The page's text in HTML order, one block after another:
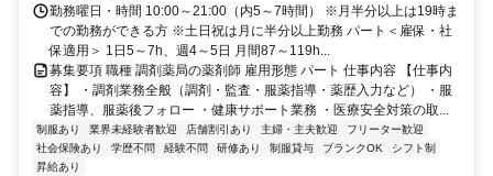
勤務曜日・時間 10:00～21:00（内5～7時間） ※月半分以上は19時ま
での勤務ができる方 ※土日祝は月に半分以上勤務 パート＜雇保・社
保適用＞ 1日5～7h、週4～5日 月間87～119h...
募集要項 職種 調剤薬局の薬剤師 雇用形態 パート 仕事内容 【仕事内
容】 ・調剤業務全般（調剤・監査・服薬指導・薬歴入力など） ・服
薬指導、服薬後フォロー ・健康サポート業務 ・医療安全対策の取...
制服あり 業界未経験者歓迎 店舗割引あり 主婦・主夫歓迎
フリーター歓迎
社会保険あり
学歴不問 経験不問 研修あり 制服貸与 ブランクOK
シフト制
昇給あり